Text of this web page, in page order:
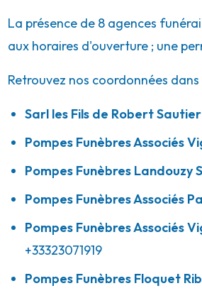
A votre écoute 24h/24 7j/7
Patrick Moitié -
En Tardenois- 02200 Belleu
03 23 59 50 50
A votre écoute 24h/24 7j/7
La présence de 8 agences
aux horaires d'ouverture ; une
Retrouvez nos coordonnées
Sarl les Fils de Robert
Pompes Funèbres Associés
Pompes Funèbres Landouzy
Pompes Funèbres Associés
Pompes Funèbres Associés
+33323071919
Pompes Funèbres Floquet